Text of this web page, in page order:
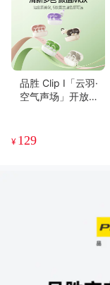
品胜 Clip Ⅰ「云羽·
空气声场」开放式
无线耳机
¥ 129